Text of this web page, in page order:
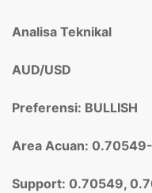
Analisa Teknikal
AUD/USD
Preferensi: BULLISH
Area Acuan:
Support: 0.70549,